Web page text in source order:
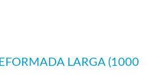
LARGA (1000